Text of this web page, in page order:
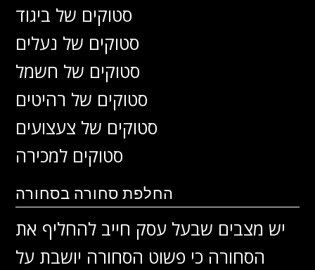
סטוקים של ביגוד
סטוקים של נעלים
סטוקים של חשמל
סטוקים של רהיטים
סטוקים של צעצועים
סטוקים למכירה
החלפת סחורה בסחורה
יש מצבים שבעל עסק חייב להחליף את
הסחורה כי פשוט הסחורה יושבת על